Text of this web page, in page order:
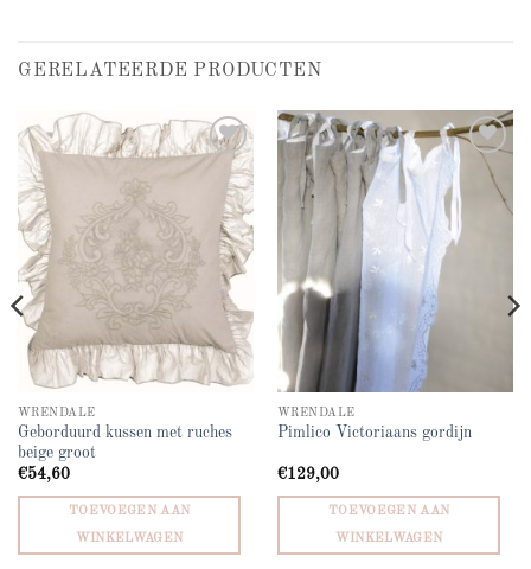
GERELATEERDE PRODUCTEN
Add to
wishlist
WRENDALE
Geborduurd kussen met ruches
beige groot
€54,60
TOEVOEGEN AAN
WINKELWAGEN
Add to
wishlist
WRENDALE
Pimlico Victoriaans gordijn
€129,00
TOEVOEGEN AAN
WINKELWAGEN